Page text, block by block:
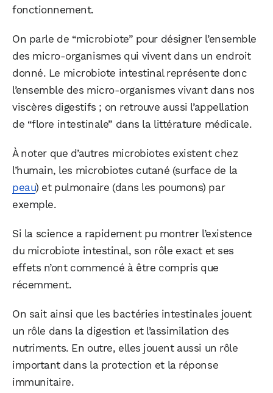
fonctionnement.
On parle de “microbiote” pour désigner l’ensemble
des micro-organismes qui vivent dans un endroit
donné. Le microbiote intestinal représente donc
l’ensemble des micro-organismes vivant dans nos
viscères digestifs ; on retrouve aussi l’appellation
de “flore intestinale” dans la littérature médicale.
À noter que d’autres microbiotes existent chez
l’humain, les microbiotes cutané (surface de la
peau) et pulmonaire (dans les poumons) par
exemple.
Si la science a rapidement pu montrer l’existence
du microbiote intestinal, son rôle exact et ses
effets n’ont commencé à être compris que
récemment.
On sait ainsi que les bactéries intestinales jouent
un rôle dans la digestion et l’assimilation des
nutriments. En outre, elles jouent aussi un rôle
important dans la protection et la réponse
immunitaire.